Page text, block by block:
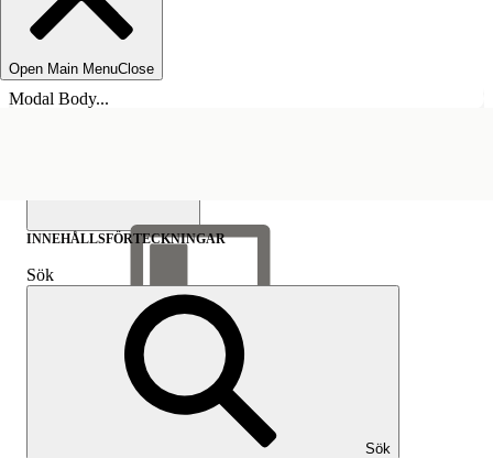
Open Main MenuClose
Modal Body...
Visa
innehållsförteckning
Innehållsförteckningar
INNEHÅLLSFÖRTECKNINGAR
Sök
Sök